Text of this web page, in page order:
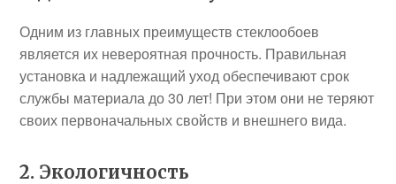
Одним из главных преимуществ стеклообоев
является их невероятная прочность. Правильная
установка и надлежащий уход обеспечивают срок
службы материала до 30 лет! При этом они не теряют
своих первоначальных свойств и внешнего вида.
2. Экологичность